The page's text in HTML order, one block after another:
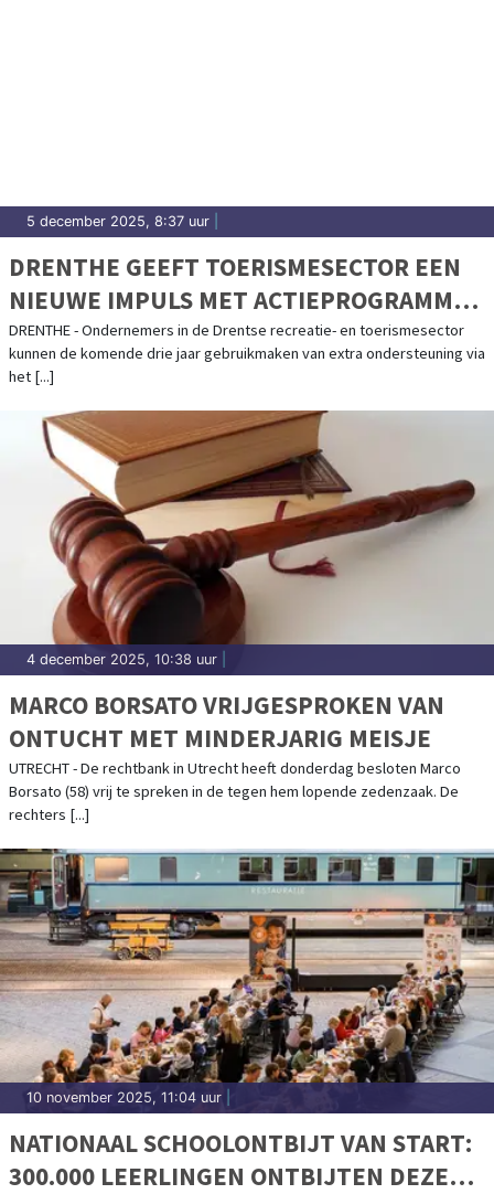
5 december 2025, 8:37 uur
DRENTHE GEEFT TOERISMESECTOR EEN
NIEUWE IMPULS MET ACTIEPROGRAMMA
VOOR DE TOEKOMST
DRENTHE - Ondernemers in de Drentse recreatie- en toerismesector
kunnen de komende drie jaar gebruikmaken van extra ondersteuning via
het [...]
4 december 2025, 10:38 uur
MARCO BORSATO VRIJGESPROKEN VAN
ONTUCHT MET MINDERJARIG MEISJE
UTRECHT - De rechtbank in Utrecht heeft donderdag besloten Marco
Borsato (58) vrij te spreken in de tegen hem lopende zedenzaak. De
rechters [...]
10 november 2025, 11:04 uur
NATIONAAL SCHOOLONTBIJT VAN START:
300.000 LEERLINGEN ONTBIJTEN DEZE